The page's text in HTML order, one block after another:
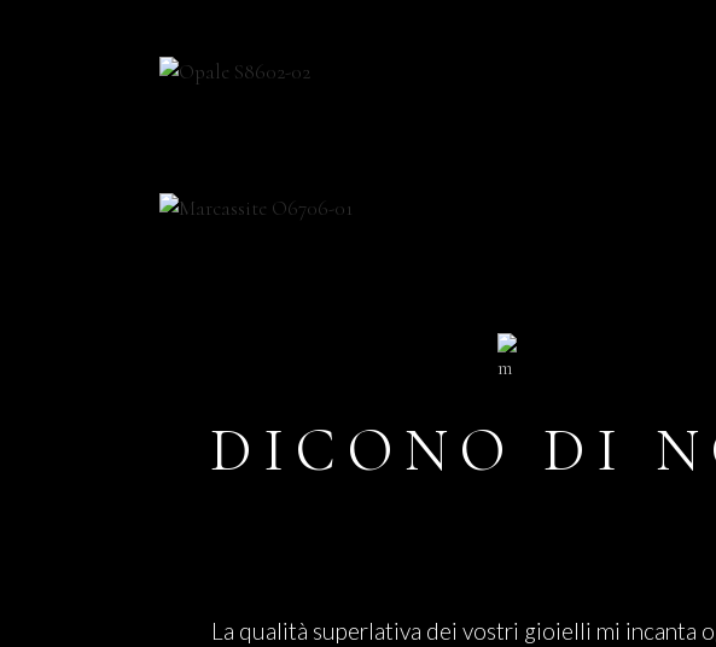
DICONO DI
La qualità superlativa dei vostri gioielli mi incanta